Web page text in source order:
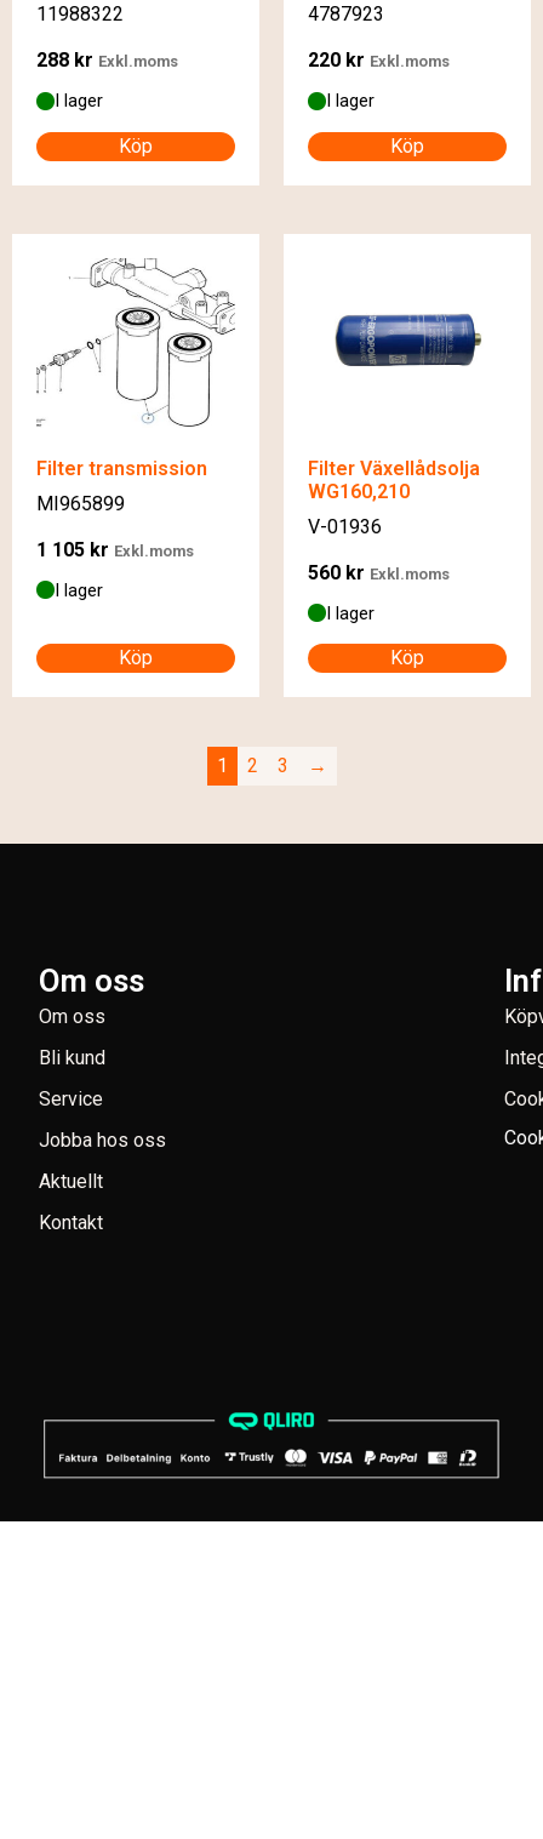
11988322
288 kr Exkl.moms
I lager
Köp
4787923
220 kr Exkl.moms
I lager
Köp
Filter transmission
MI965899
1 105 kr Exkl.moms
I lager
Köp
Filter Växellådsolja
WG160,210
V-01936
560 kr Exkl.moms
I lager
Köp
1 2 3 →
Om oss
Om oss
Bli kund
Service
Jobba hos oss
Aktuellt
Kontakt